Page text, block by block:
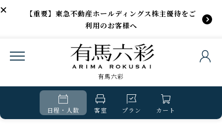
【重要】東急不動産ホールディングス株主優待をご
利用のお客様へ
有馬六彩
日程・人数 客室 プラン カート